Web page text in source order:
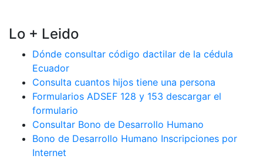
Lo + Leido
Dónde consultar código dactilar de la cédula
Ecuador
Consulta cuantos hijos tiene una persona
Formularios ADSEF 128 y 153 descargar el
formulario
Consultar Bono de Desarrollo Humano
Bono de Desarrollo Humano Inscripciones por
Internet